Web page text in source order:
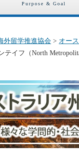
Purpose & Goal
外留学推進協会 > オー
イフ（North